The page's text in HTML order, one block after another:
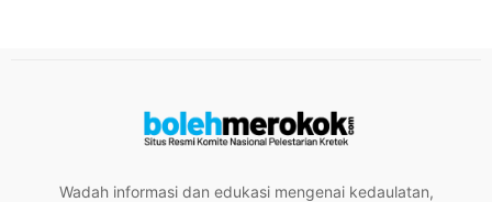
Wadah informasi dan edukasi mengenai kedaulatan,